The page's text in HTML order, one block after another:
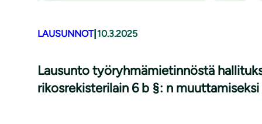
LAUSUNNOT|10.3.2025
Lausunto työryhmämietinnöstä
rikosrekisterilain 6 b §: n muuttamiseksi